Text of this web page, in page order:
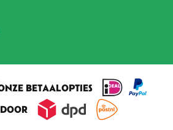
BETAALOPTIES